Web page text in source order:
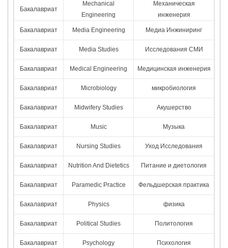
Бакалавриат
Mechanical
Engineering
Механическая
инженерия
Бакалавриат Media Engineering Медиа Инжиниринг
Бакалавриат Media Studies Исследования СМИ
Бакалавриат Medical Engineering Медицинская инженерия
Бакалавриат Microbiology микробиология
Бакалавриат Midwifery Studies Акушерство
Бакалавриат Music Музыка
Бакалавриат Nursing Studies Уход Исследования
Бакалавриат Nutrition And Dietetics Питание и диетология
Бакалавриат Paramedic Practice Фельдшерская практика
Бакалавриат Physics физика
Бакалавриат Political Studies Политология
Бакалавриат Psychology Психология